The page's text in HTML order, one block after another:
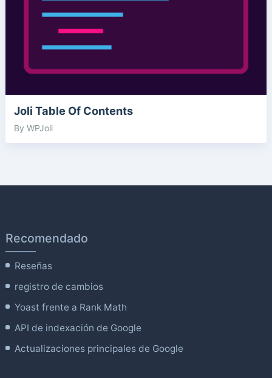
Joli Table Of Contents
By WPJoli
Recomendado
Reseñas
registro de cambios
Yoast frente a Rank Math
API de indexación de Google
Actualizaciones principales de Google